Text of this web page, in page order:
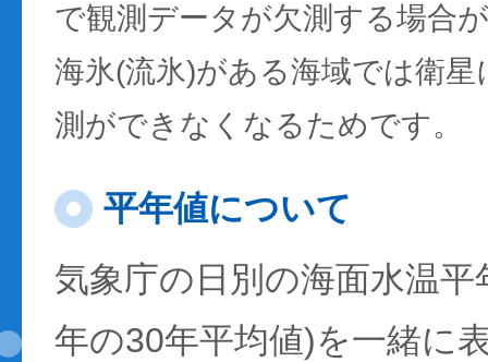
で観測データが欠測する場合
海氷(流氷)がある海域では衛
測ができなくなるためです。
平年値について
気象庁の日別の海面水温
年の30年平均値)を一緒に